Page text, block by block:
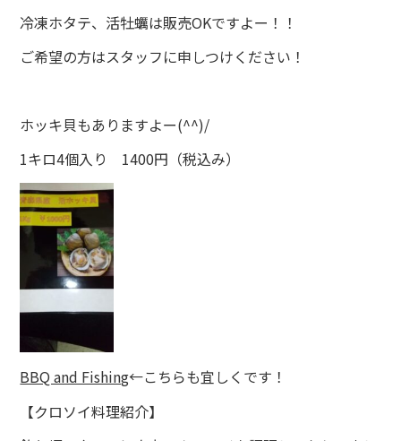
冷凍ホタテ、活牡蠣は販売OKですよー！！
ご希望の方はスタッフに申しつけください！
ホッキ貝もありますよー(^^)/
1キロ4個入り 1400円（税込み）
BBQ and Fishing←こちらも宜しくです！
【クロソイ料理紹介】